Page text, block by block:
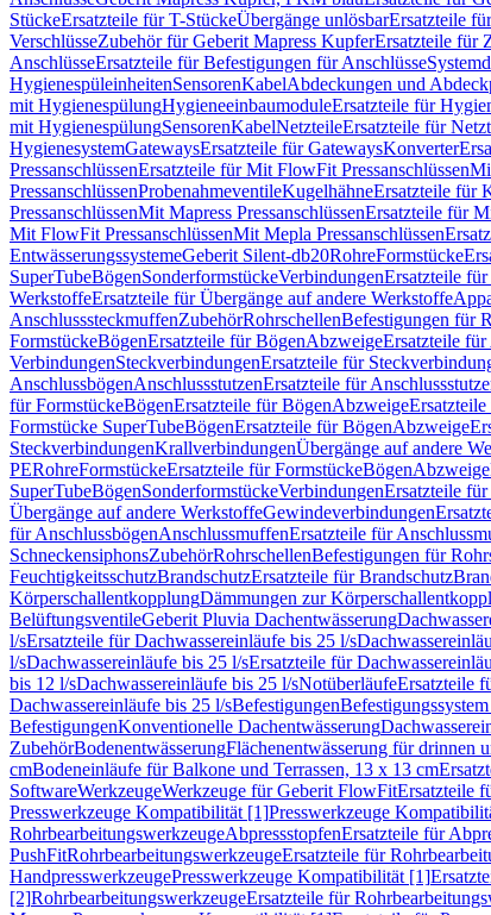
StückeErsatzteile für T-StückeÜbergänge unlösbarErsatzteile
VerschlüsseZubehör für Geberit Mapress KupferErsatzteile für
AnschlüsseErsatzteile für Befestigungen für Anschlüsse
HygienespüleinheitenSensorenKabelAbdeckungen und
mit HygienespülungHygieneeinbaumoduleErsatzteile für
mit HygienespülungSensorenKabelNetzteileErsatzteile für
HygienesystemGatewaysErsatzteile für GatewaysKonverter
PressanschlüssenErsatzteile für Mit FlowFit Pressanschlüssen
PressanschlüssenProbenahmeventileKugelhähneErsatzteile für
PressanschlüssenMit Mapress PressanschlüssenErsatzteile für
Mit FlowFit PressanschlüssenMit Mepla Pressanschlüssen
EntwässerungssystemeGeberit Silent-db20RohreFormstücke
SuperTubeBögenSonderformstückeVerbindungenErsatzteile
WerkstoffeErsatzteile für Übergänge auf andere Werkstoffe
AnschlusssteckmuffenZubehörRohrschellenBefestigungen für
FormstückeBögenErsatzteile für BögenAbzweigeErsatzteile
VerbindungenSteckverbindungenErsatzteile für
AnschlussbögenAnschlussstutzenErsatzteile für
für FormstückeBögenErsatzteile für BögenAbzweige
Formstücke SuperTubeBögenErsatzteile für BögenAbzweige
SteckverbindungenKrallverbindungenÜbergänge auf andere
PERohreFormstückeErsatzteile für FormstückeBögenAbzweige
SuperTubeBögenSonderformstückeVerbindungenErsatzteile
Übergänge auf andere WerkstoffeGewindeverbindungen
für AnschlussbögenAnschlussmuffenErsatzteile für
SchneckensiphonsZubehörRohrschellenBefestigungen für
FeuchtigkeitsschutzBrandschutzErsatzteile für Brandschutz
KörperschallentkopplungDämmungen zur
BelüftungsventileGeberit Pluvia Dachentwässerung
l/sErsatzteile für Dachwassereinläufe bis 25 l/s
l/sDachwassereinläufe bis 25 l/sErsatzteile für
bis 12 l/sDachwassereinläufe bis 25 l/sNotüberläufeErsatzteile
Dachwassereinläufe bis 25 l/sBefestigungen
BefestigungenKonventionelle Dachentwässerung
ZubehörBodenentwässerungFlächenentwässerung für drinnen
cmBodeneinläufe für Balkone und Terrassen, 13 x 13 cm
SoftwareWerkzeugeWerkzeuge für Geberit FlowFitErsatzteile
Presswerkzeuge Kompatibilität [1]Presswerkzeuge
RohrbearbeitungswerkzeugeAbpressstopfenErsatzteile für
PushFitRohrbearbeitungswerkzeugeErsatzteile für
HandpresswerkzeugePresswerkzeuge Kompatibilität [1]
[2]RohrbearbeitungswerkzeugeErsatzteile für